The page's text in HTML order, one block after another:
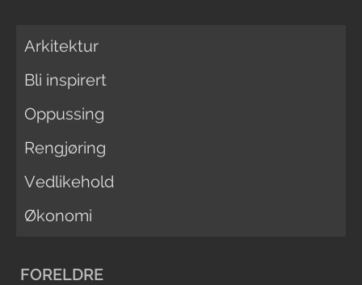
Arkitektur
Bli inspirert
Oppussing
Rengjøring
Vedlikehold
Økonomi
FORELDRE